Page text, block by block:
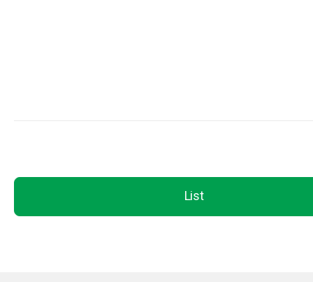
List